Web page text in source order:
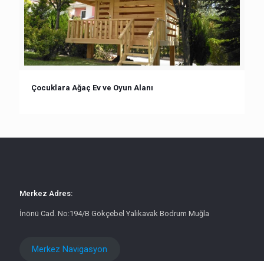
Çocuklara Ağaç Ev ve Oyun Alanı
Merkez Adres:
İnönü Cad. No:194/B Gökçebel Yalıkavak Bodrum Muğla
Merkez Navigasyon